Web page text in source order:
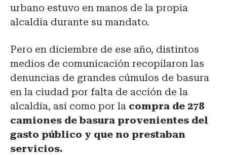
urbano estuvo en manos de la propia
alcaldía durante su mandato.
Pero en diciembre de ese año, distintos
medios de comunicación recopilaron las
denuncias de grandes cúmulos de basura
en la ciudad por falta de acción de la
alcaldía, así como por la compra de 278
camiones de basura provenientes del
gasto público y que no prestaban
servicios.